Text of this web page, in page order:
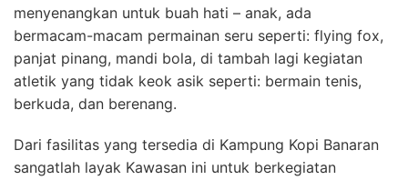
menyenangkan untuk buah hati – anak, ada
bermacam-macam permainan seru seperti: flying fox,
panjat pinang, mandi bola, di tambah lagi kegiatan
atletik yang tidak keok asik seperti: bermain tenis,
berkuda, dan berenang.
Dari fasilitas yang tersedia di Kampung Kopi Banaran
sangatlah layak Kawasan ini untuk berkegiatan